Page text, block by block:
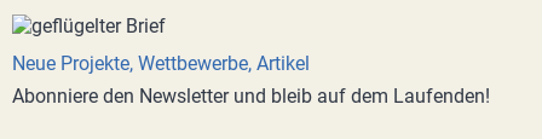
Neue Projekte, Wettbewerbe, Artikel
Abonniere den Newsletter und bleib auf dem Laufenden!